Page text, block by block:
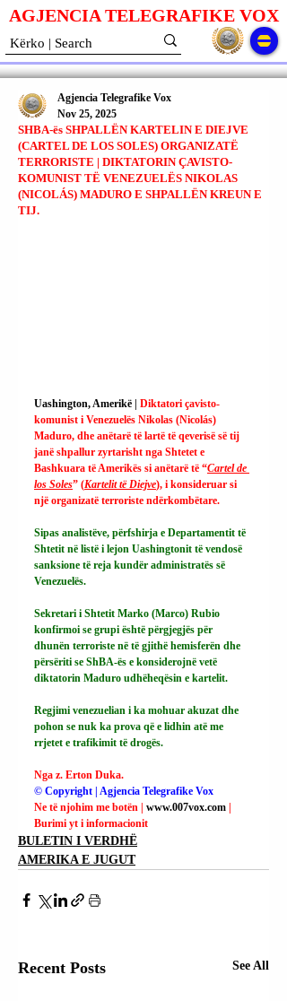
AGJENCIA TELEGRAFIKE VOX
SHBA-ës SHPALLËN KARTELIN E DIEJVE
(CARTEL DE LOS SOLES) ORGANIZATË
TERRORISTE | DIKTATORIN ÇAVISTO-
KOMUNIST TË VENEZUELËS NIKOLAS
(NICOLÁS) MADURO E SHPALLËN KREUN E
TIJ.
Agjencia Telegrafike Vox
Nov 25, 2025
Uashington, Amerikë | Diktatori çavisto-
komunist i Venezuelës Nikolas (Nicolás)
Maduro, dhe anëtarë të lartë të qeverisë së tij
janë shpallur zyrtarisht nga Shtetet e
Bashkuara të Amerikës si anëtarë të “Cartel de
los Soles” (Kartelit të Diejve), i konsideruar si
një organizatë terroriste ndërkombëtare.
Sipas analistëve, përfshirja e Departamentit të
Shtetit në listë i lejon Uashingtonit të vendosë
sanksione të reja kundër administratës së
Venezuelës.
Sekretari i Shtetit Marko (Marco) Rubio
konfirmoi se grupi është përgjegjës për
dhunën terroriste në të gjithë hemisferën dhe
përsëriti se ShBA-ës e konsiderojnë vetë
diktatorin Maduro udhëheqësin e kartelit.
Regjimi venezuelian i ka mohuar akuzat dhe
pohon se nuk ka prova që e lidhin atë me
rrjetet e trafikimit të drogës.
Nga z. Erton Duka.
© Copyright | Agjencia Telegrafike Vox
Ne të njohim me botën | www.007vox.com
Burimi yt i informacionit
BULETIN I VERDHË
AMERIKA E JUGUT
Recent Posts See All